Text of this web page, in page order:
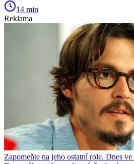
14 min
Reklama
Zapomeňte na jeho ostatní role. Dnes